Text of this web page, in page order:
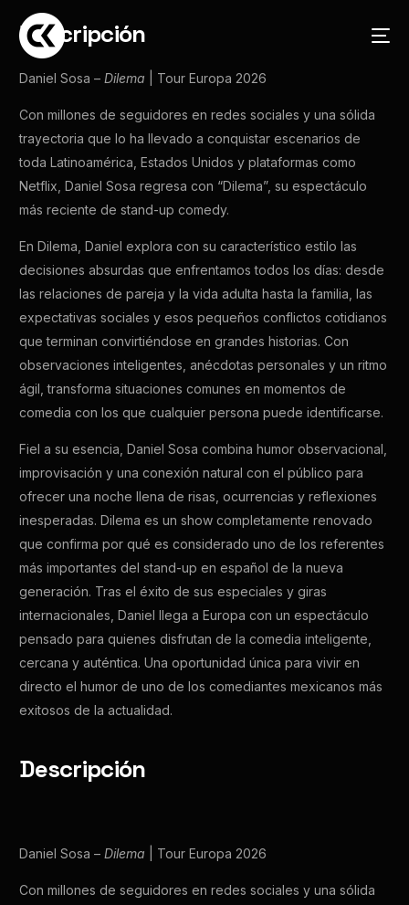
Descripción
Daniel Sosa –Dilema | Tour Europa 2026
Con millones de seguidores en redes sociales y una sólida
trayectoria que lo ha llevado a conquistar escenarios de
toda Latinoamérica, Estados Unidos y plataformas como
Netflix, Daniel Sosa regresa con “Dilema”, su espectáculo
más reciente de stand-up comedy.
En Dilema, Daniel explora con su característico estilo las
decisiones absurdas que enfrentamos todos los días: desde
las relaciones de pareja y la vida adulta hasta la familia, las
expectativas sociales y esos pequeños conflictos cotidianos
que terminan convirtiéndose en grandes historias. Con
observaciones inteligentes, anécdotas personales y un ritmo
ágil, transforma situaciones comunes en momentos de
comedia con los que cualquier persona puede identificarse.
Fiel a su esencia, Daniel Sosa combina humor observacional,
improvisación y una conexión natural con el público para
ofrecer una noche llena de risas, ocurrencias y reflexiones
inesperadas. Dilema es un show completamente renovado
que confirma por qué es considerado uno de los referentes
más importantes del stand-up en español de la nueva
generación. Tras el éxito de sus especiales y giras
internacionales, Daniel llega a Europa con un espectáculo
pensado para quienes disfrutan de la comedia inteligente,
cercana y auténtica. Una oportunidad única para vivir en
directo el humor de uno de los comediantes mexicanos más
exitosos de la actualidad.
Descripción
Daniel Sosa –Dilema | Tour Europa 2026
Con millones de seguidores en redes sociales y una sólida
EN